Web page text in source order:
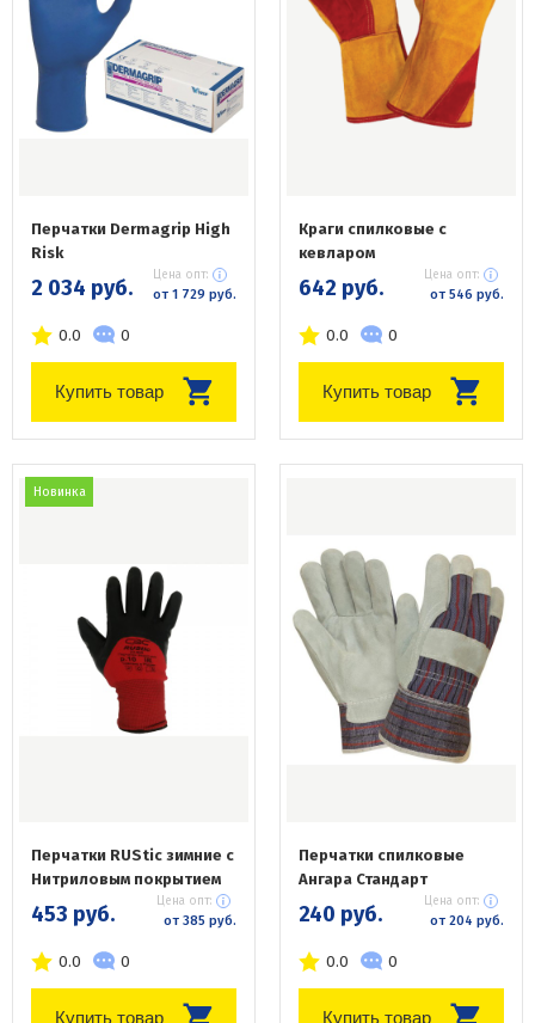
Перчатки Dermagrip High
Risk
2 034 руб. Цена опт:
от 1 729 руб.
0.0 0
Купить товар
Краги спилковые с
кевларом
642 руб. Цена опт:
от 546 руб.
0.0 0
Купить товар
Новинка
Перчатки RUStic зимние с
Нитриловым покрытием
453 руб. Цена опт:
от 385 руб.
0.0 0
Купить товар
Перчатки спилковые
Ангара Стандарт
240 руб. Цена опт:
от 204 руб.
0.0 0
Купить товар